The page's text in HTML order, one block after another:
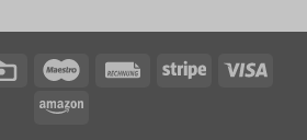
Credit
Maestro RechungStripe
Amazon